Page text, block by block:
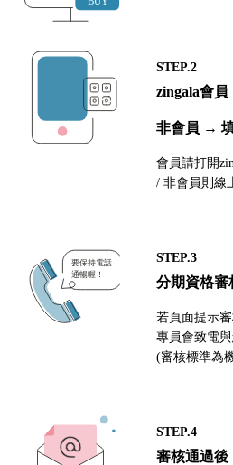
STEP.2
zingala會
非會員 →
會員請打開
/ 非會員則線
STEP.3
分期資格審
若頁面提示
專員會致電
(審核標準為
STEP.4
審核通過後